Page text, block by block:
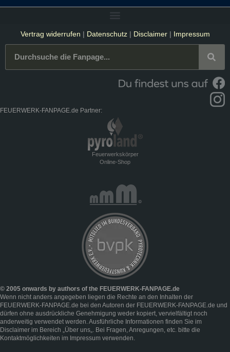
Vertrag widerrufen | Datenschutz| Disclaimer| Impressum
FEUERWERK-FANPAGE.de Partner:
Feuerwerkskörper
Online-Shop
© 2005 onwards by authors of the FEUERWERK-FANPAGE.de
Wenn nicht anders angegeben liegen die Rechte an den Inhalten der
FEUERWERK-FANPAGE.de bei den Autoren der FEUERWERK-FANPAGE.de und
dürfen ohne ausdrückliche Genehmigung weder kopiert, vervielfältigt noch
anderweitig verwendet werden. Ausführliche Informationen finden Sie im
Disclaimer im Bereich „Über uns„. Bei Fragen, Anregungen, etc. bitte die
Kontaktmöglichkeiten im Impressum verwenden.